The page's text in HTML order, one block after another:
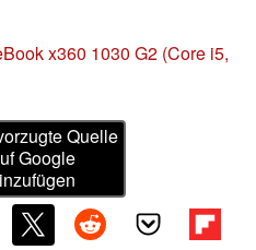
x360 1030 G2 (Core i5,
Quelle
Google